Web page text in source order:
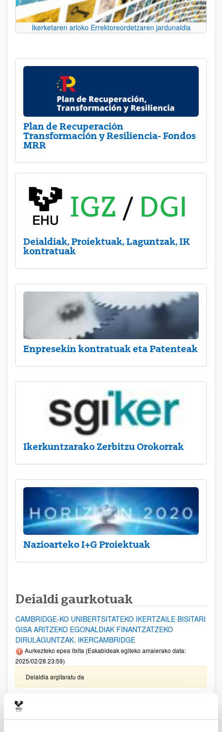
Ikerketaren arloko Errektoreordetzaren jardunaldia
Plan de Recuperación
Transformación y Resiliencia- Fondos
MRR
Deialdiak, Proiektuak, Laguntzak, IK
kontratuak
Enpresekin kontratuak eta Patenteak
Ikerkuntzarako Zerbitzu Orokorrak
Nazioarteko I+G Proiektuak
Deialdi gaurkotuak
CAMBRIDGE-KO UNIBERTSITATEKO IKERTZAILE BISITARI
GISA ARITZEKO EGONALDIAK FINANTZATZEKO
DIRULAGUNTZAK. IKERCAMBRIDGE
Aurkezteko epea itxita (Eskabideak egiteko amaierako data:
2025/02/28 23:59)
Deialdia argitaratu da
EZAGUTZA SORTZEKO PROIEKTUAK 2024